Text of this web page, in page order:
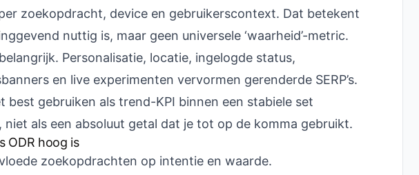
zoekopdracht, device en gebruikerscontext. Dat betekent
nuttig is, maar geen universele ‘waarheid’-metric.
Personalisatie, locatie, ingelogde status,
en live experimenten vervormen gerenderde SERP’s.
best gebruiken als trend-KPI binnen een stabiele set
niet als een absoluut getal dat je tot op de komma gebruikt.
ODR hoog is
zoekopdrachten op intentie en waarde.